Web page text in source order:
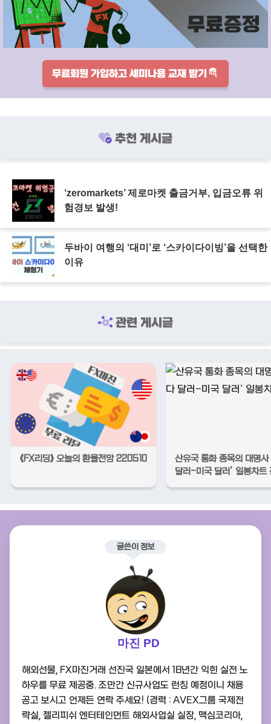
무료회원 가입하고 세미나용 교재 받기
추천 게시글
‘zeromarkets’ 제로마켓 출금거부, 입금오류 위
험경보 발생!
두바이 여행의 ‘대미’로 ‘스카이다이빙’을 선택한
이유
관련 게시글
《FX리딩》 오늘의 환율전망 220510
산유국 통화 종목의 대명사
달러-미국 달러’ 일봉차트
글쓴이 정보
마진 PD
해외선물, FX마진거래 선진국 일본에서 18년간 익힌 실전 노
하우를 무료 제공중. 조만간 신규사업도 런칭 예정이니 채용
공고 보시고 언제든 연락 주세요! (경력 : AVEX그룹 국제전
략실, 젤리피쉬 엔터테인먼트 해외사업실 실장, 맥심코리아,